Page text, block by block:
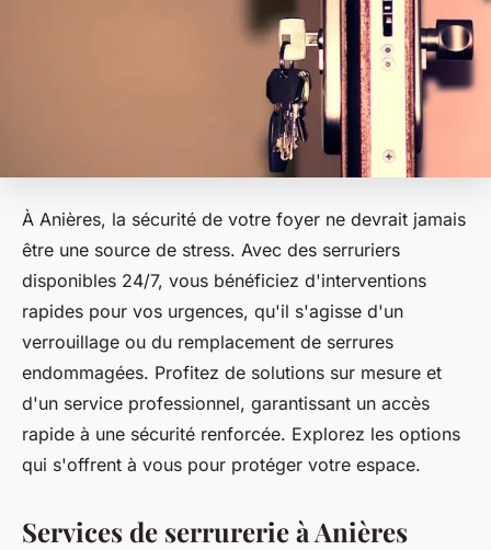
À Anières, la sécurité de votre foyer ne devrait jamais
être une source de stress. Avec des serruriers
disponibles 24/7, vous bénéficiez d'interventions
rapides pour vos urgences, qu'il s'agisse d'un
verrouillage ou du remplacement de serrures
endommagées. Profitez de solutions sur mesure et
d'un service professionnel, garantissant un accès
rapide à une sécurité renforcée. Explorez les options
qui s'offrent à vous pour protéger votre espace.
Services de serrurerie à Anières